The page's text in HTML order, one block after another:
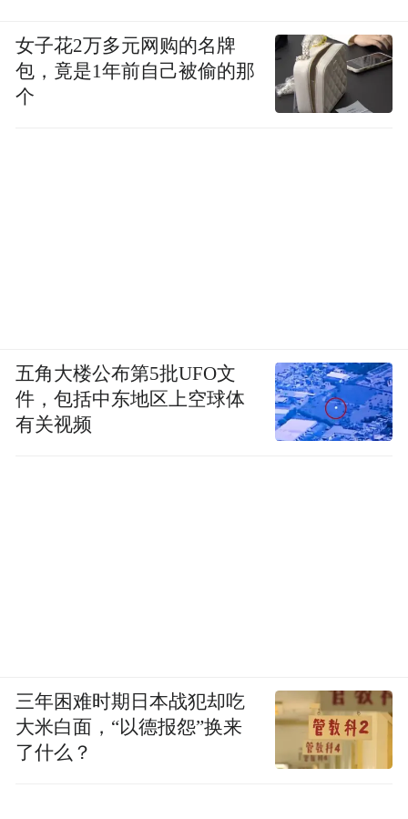
女子花2万多元网购的名牌
包，竟是1年前自己被偷的那
个
五角大楼公布第5批UFO文
件，包括中东地区上空球体
有关视频
三年困难时期日本战犯却吃
大米白面，“以德报怨”换来
了什么？